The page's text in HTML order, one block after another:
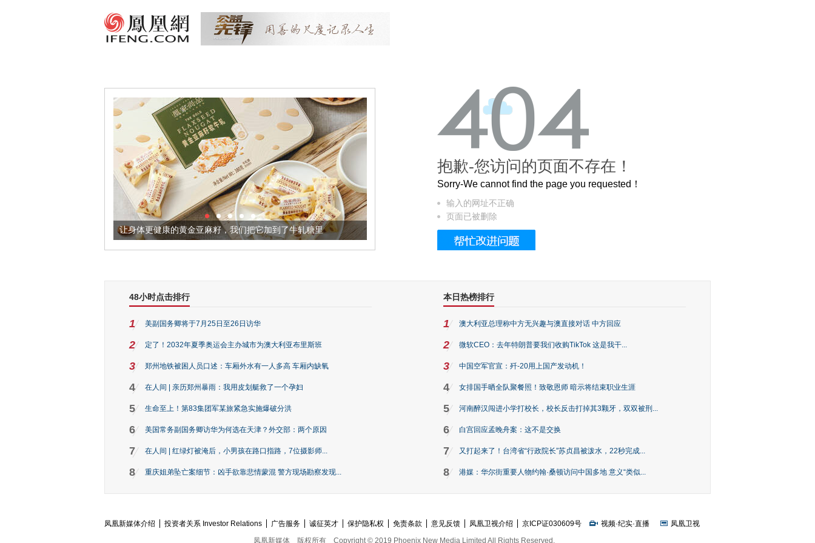
让身体更健康的黄金亚麻籽，我们把它加到了牛轧糖里 被列入佛家七宝的它到底有多美？
抱歉-您访问的页面不存在！
Sorry-We cannot find the page you requested！
输入的网址不正确
页面已被删除
48小时点击排行
1 美副国务卿将于7月25日至26日访华
2 定了！2032年夏季奥运会主办城市为澳大利亚布里斯班
3 郑州地铁被困人员口述：车厢外水有一人多高 车厢内缺氧
4 在人间 | 亲历郑州暴雨：我用皮划艇救了一个孕妇
5 生命至上！第83集团军某旅紧急实施爆破分洪
6 美国常务副国务卿访华为何选在天津？外交部：两个原因
7 在人间 | 红绿灯被淹后，小男孩在路口指路，7位摄影师...
8 重庆姐弟坠亡案细节：凶手欲靠悲情蒙混 警方现场勘察发现...
本日热榜排行
1 澳大利亚总理称中方无兴趣与澳直接对话 中方回应
2 微软CEO：去年特朗普要我们收购TikTok 这是我干...
3 中国空军官宣：歼-20用上国产发动机！
4 女排国手晒全队聚餐照！致敬恩师 暗示将结束职业生涯
5 河南醉汉闯进小学打校长，校长反击打掉其3颗牙，双双被刑...
6 白宫回应孟晚舟案：这不是交换
7 又打起来了！台湾省“行政院长”苏贞昌被泼水，22秒完成...
8 港媒：华尔街重要人物约翰·桑顿访问中国多地 意义“类似...
凤凰新媒体介绍 投资者关系 Investor Relations 广告服务 诚征英才 保护隐私权 免责条款 意见反馈 凤凰卫视介绍 京ICP证030609号 视频·纪实·直播
凤凰卫视
凤凰新媒体
版权所有 Copyright © 2019 Phoenix New Media Limited All Rights Reserved.